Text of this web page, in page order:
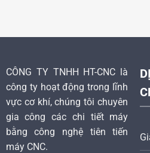
CÔNG TY TNHH HT-CNC là
công ty hoạt động trong lĩnh
vực cơ khí, chúng tôi chuyên
gia công các chi tiết máy
bằng công nghệ tiên tiến
máy CNC.